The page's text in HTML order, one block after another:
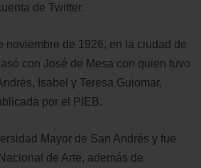
de Twitter.
noviembre de 1926, en la ciudad de
con José de Mesa con quien tuvo
Isabel y Teresa Guiomar,
por el PIEB.
Mayor de San Andrés y fue
de Arte, además de